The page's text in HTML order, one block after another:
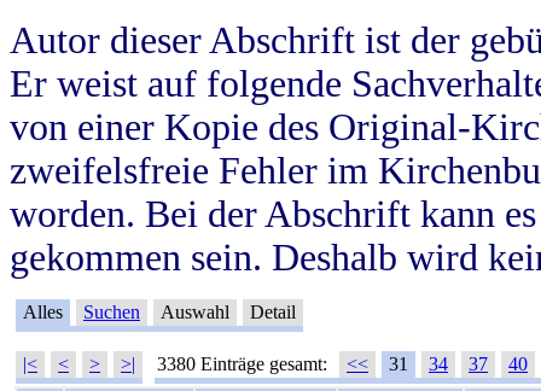
Autor dieser Abschrift ist der
Er weist auf folgende
von einer Kopie des Original-
zweifelsfreie Fehler im
worden. Bei der Abschrift kann
gekommen sein. Deshalb wird
Alles Suchen Auswahl Detail
|< < > >| 3380 Einträge gesamt: << 31 34 37
40